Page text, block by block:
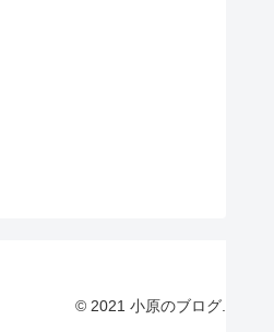
© 2021 小原のブログ.